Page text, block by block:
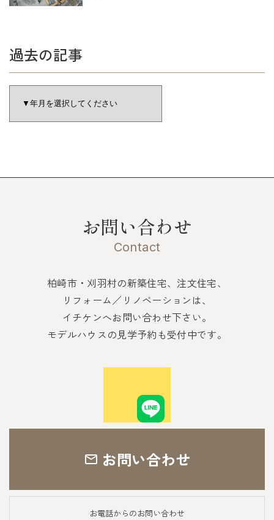
過去の記事
お問い合わせ
Contact
柏崎市・刈羽村の新築住宅、注文住宅、
リフォーム／リノベーションは、
イチケンへお問い合わせ下さい。
モデルハウスの見学予約も受付中です。
お問い合わせ
お電話からのお問い合わせ